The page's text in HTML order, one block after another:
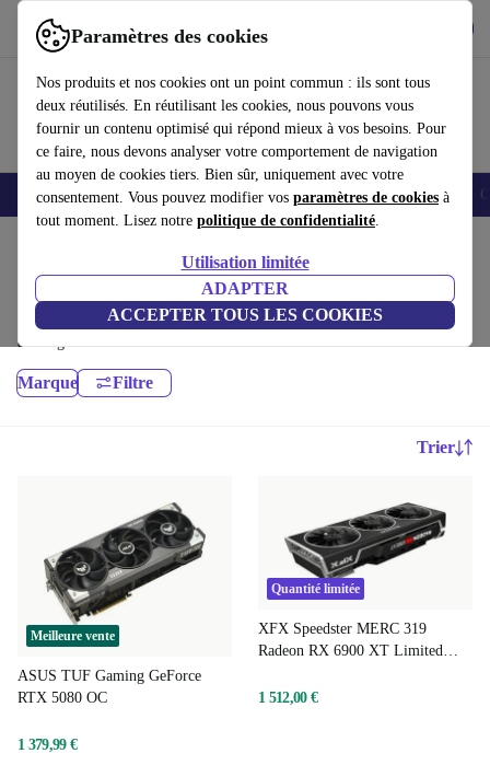
Paramètres des cookies
Nos produits et nos cookies ont un point commun : ils sont tous
deux réutilisés. En réutilisant les cookies, nous pouvons vous
fournir un contenu optimisé qui répond mieux à vos besoins. Pour
ce faire, nous devons analyser votre comportement de navigation
au moyen de cookies tiers. Bien sûr, uniquement avec votre
consentement. Vous pouvez modifier vos paramètres de cookies à
tout moment. Lisez notre politique de confidentialité.
Utilisation limitée
ADAPTER
ACCEPTER TOUS LES COOKIES
Utilisez refurbed rapidement et facilement
Smartphones Laptops Tablettes Montres connectées Accessoires
Composants informatiques:
Composants informatiques pour votre appareil, de haute qualité et à prix
avantageux. Garantie 12 mois minimum
Marque Filtre
Trier
Meilleure vente
ASUS TUF Gaming GeForce
RTX 5080 OC
1 379,99 €
Quantité limitée
XFX Speedster MERC 319
Radeon RX 6900 XT Limited
1 512,00 €